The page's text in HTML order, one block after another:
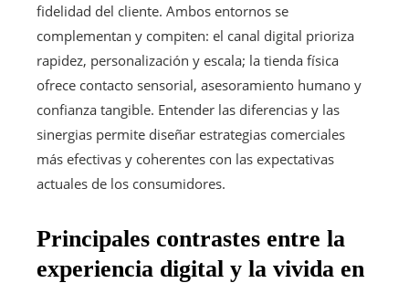
fidelidad del cliente. Ambos entornos se
complementan y compiten: el canal digital prioriza
rapidez, personalización y escala; la tienda física
ofrece contacto sensorial, asesoramiento humano y
confianza tangible. Entender las diferencias y las
sinergias permite diseñar estrategias comerciales
más efectivas y coherentes con las expectativas
actuales de los consumidores.
Principales contrastes entre la
experiencia digital y la vivida en